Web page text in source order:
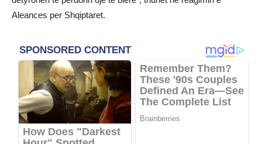
Aleances per Shqiptaret.